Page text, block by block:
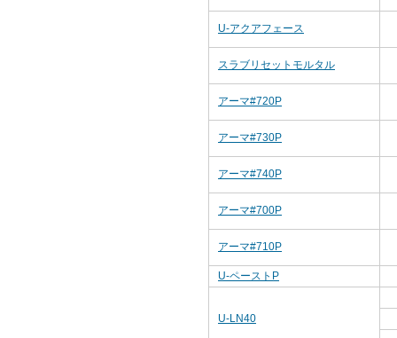
U-アクアフェース
スラブリセットモルタル
アーマ#720P
アーマ#730P
アーマ#740P
アーマ#700P
アーマ#710P
U-ペーストP
U-LN40